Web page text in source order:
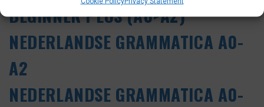
BEGINNER PLUS (A0>A2)
NEDERLANDSE GRAMMATICA A0-
A2
NEDERLANDSE GRAMMATICA A0-